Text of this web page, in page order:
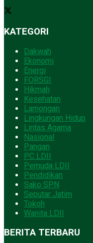
KATEGORI
Dakwah
Ekonomi
Energi
FORSGI
Hikmah
Kesehatan
Lamongan
Lingkungan Hidup
Lintas Agama
Nasional
Pangan
PC LDII
Pemuda LDII
Pendidikan
Sako SPN
Seputar Jatim
Tokoh
Wanita LDII
BERITA TERBARU